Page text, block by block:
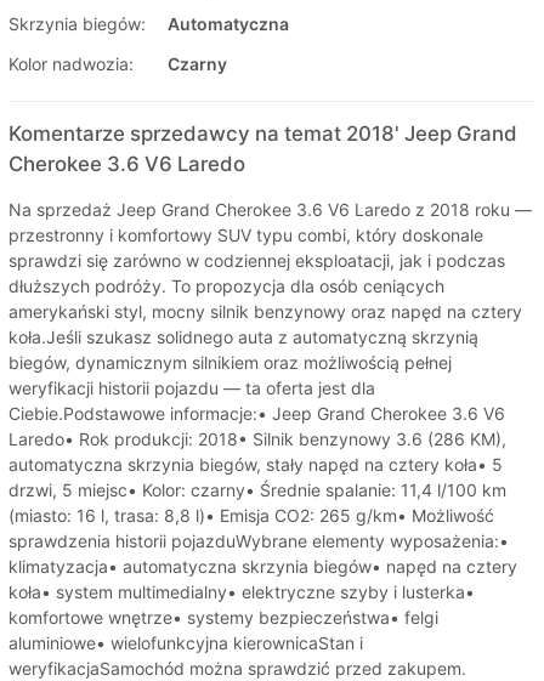
Skrzynia biegów:
Automatyczna
Kolor nadwozia:
Czarny
Komentarze sprzedawcy na temat 2018' Jeep Grand
Cherokee 3.6 V6 Laredo
Na sprzedaż Jeep Grand Cherokee 3.6 V6 Laredo z 2018 roku —
przestronny i komfortowy SUV typu combi, który doskonale
sprawdzi się zarówno w codziennej eksploatacji, jak i podczas
dłuższych podróży. To propozycja dla osób ceniących
amerykański styl, mocny silnik benzynowy oraz napęd na cztery
koła.Jeśli szukasz solidnego auta z automatyczną skrzynią
biegów, dynamicznym silnikiem oraz możliwością pełnej
weryfikacji historii pojazdu — ta oferta jest dla
Ciebie.Podstawowe informacje:• Jeep Grand Cherokee 3.6 V6
Laredo• Rok produkcji: 2018• Silnik benzynowy 3.6 (286 KM),
automatyczna skrzynia biegów, stały napęd na cztery koła• 5
drzwi, 5 miejsc• Kolor: czarny• Średnie spalanie: 11,4 l/100 km
(miasto: 16 l, trasa: 8,8 l)• Emisja CO2: 265 g/km• Możliwość
sprawdzenia historii pojazduWybrane elementy wyposażenia:•
klimatyzacja• automatyczna skrzynia biegów• napęd na cztery
koła• system multimedialny• elektryczne szyby i lusterka•
komfortowe wnętrze• systemy bezpieczeństwa• felgi
aluminiowe• wielofunkcyjna kierownicaStan i
weryfikacjaSamochód można sprawdzić przed zakupem.